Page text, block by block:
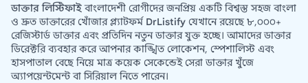
ডাক্তার লিস্টিফাইবাংলাদেশী রোগীদের জনপ্রিয় একটি বিশ্বস্ত সহজ বাংলা
ও দ্রুত ডাক্তারের খোঁজার প্ল্যাটফর্ম DrListify যেখানে রয়েছে ৮,০০০+
রেজিস্টার্ড ডাক্তার এবং প্রতিদিন নতুন ডাক্তার যুক্ত হচ্ছে। আমাদের ডাক্তার
ডিরেক্টরি ব্যবহার করে আপনার কাঙ্খিত লোকেশন, স্পেশালিস্ট এবং
হাসপাতাল বেছে নিয়ে মাত্র কয়েক সেকেন্ডেই সেরা ডাক্তার খুঁজে
অ্যাপয়েন্টমেন্ট বা সিরিয়াল নিতে পারেন।